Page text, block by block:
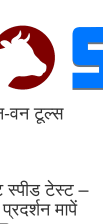
टूल्स
स्पीड टेस्ट –
मापें